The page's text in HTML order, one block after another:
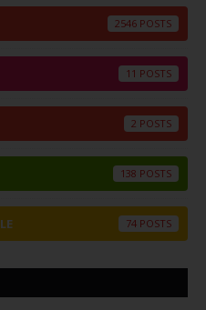
2546
11
2
138
74